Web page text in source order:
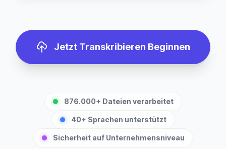
Jetzt Transkribieren Beginnen
876.000+ Dateien verarbeitet
40+ Sprachen unterstützt
Sicherheit auf Unternehmensniveau